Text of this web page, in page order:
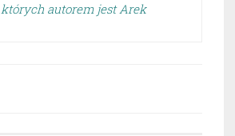
których autorem jest Arek